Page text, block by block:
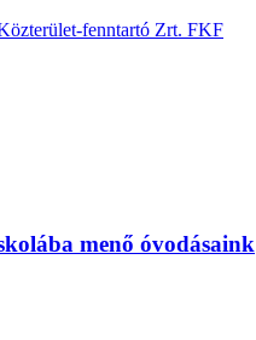
fenntartó Zrt. FKF
menő óvodásaink